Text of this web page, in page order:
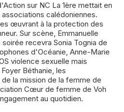
sur NC La 1ère mettait en
calédoniennes.
œuvrant à la protection des
Sur scène, Emmanuelle
recevra Sonia Tognia de
d'Océanie, Anne-Marie
violence sexuelle mais
Béthanie, les
la mission de la femme de
Cœur de femme de Voh
au quotidien.